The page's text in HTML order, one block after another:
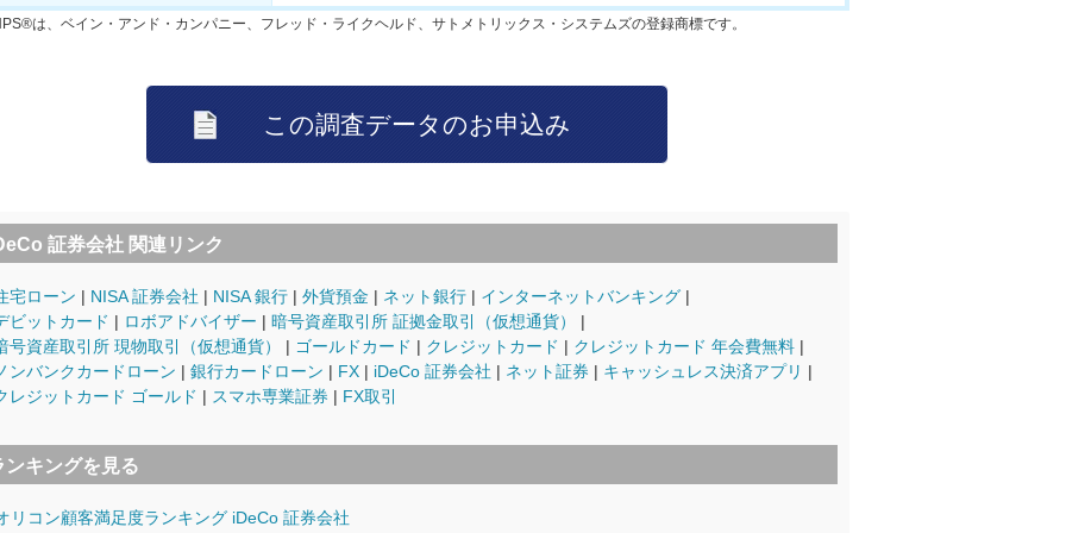
は、ベイン・アンド・カンパニー、フレッド・ライクヘルド、サトメトリックス・システムズの登録商標です。
証券会社 関連リンク
宅ローン NISA 証券会社 NISA 銀行 外貨預金 ネット銀行
インターネットバンキング
ビットカード
ロボアドバイザー
暗号資産取引所 証拠金取引（仮想通貨）
号資産取引所 現物取引（仮想通貨）
ゴールドカード クレジットカード
クレジットカード 年会費無料
ンバンクカードローン
銀行カードローン FX iDeCo 証券会社 ネット証券
キャッシュレス決済アプリ
レジットカード ゴールド
スマホ専業証券 FX取引
ンキングを見る
リコン顧客満足度ランキング iDeCo 証券会社